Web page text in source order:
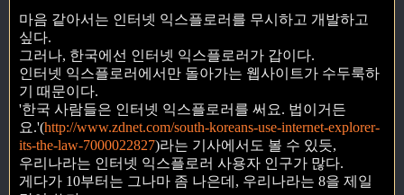
마음 같아서는 인터넷 익스플로러를 무시하고 개발하고
싶다.
그러나, 한국에선 인터넷 익스플로러가 갑이다.
인터넷 익스플로러에서만 돌아가는 웹사이트가 수두룩하
기 때문이다.
'한국 사람들은 인터넷 익스플로러를 써요. 법이거든
요.'(http://www.zdnet.com/south-koreans-use-internet-explorer-
its-the-law-7000022827)라는 기사에서도 볼 수 있듯,
우리나라는 인터넷 익스플로러 사용자 인구가 많다.
게다가 10부터는 그나마 좀 나은데, 우리나라는 8을 제일